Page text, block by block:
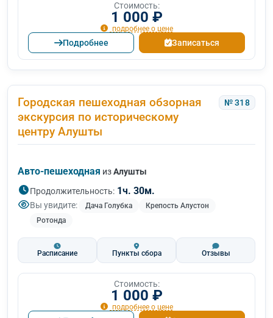
Стоимость:
1 000 ₽
подробнее о цене
Подробнее Записаться
Городская пешеходная обзорная
экскурсия по историческому
центру Алушты
№ 318
Авто-пешеходная изАлушты
Продолжительность: 1ч. 30м.
Вы увидите: Дача Голубка
Крепость Алустон
Ротонда
Расписание Пункты сбора Отзывы
Стоимость:
1 000 ₽
подробнее о цене